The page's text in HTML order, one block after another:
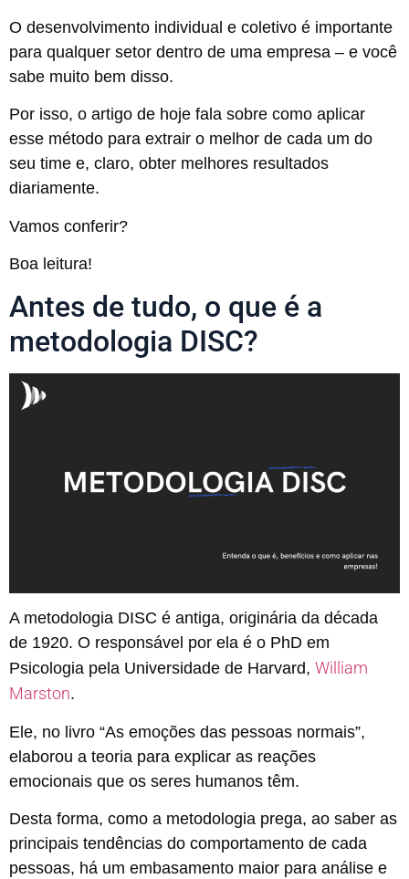
O desenvolvimento individual e coletivo é importante
para qualquer setor dentro de uma empresa – e você
sabe muito bem disso.
Por isso, o artigo de hoje fala sobre como aplicar
esse método para extrair o melhor de cada um do
seu time e, claro, obter melhores resultados
diariamente.
Vamos conferir?
Boa leitura!
Antes de tudo, o que é a
metodologia DISC?
A metodologia DISC é antiga, originária da década
de 1920. O responsável por ela é o PhD em
Psicologia pela Universidade de Harvard, William
Marston.
Ele, no livro “As emoções das pessoas normais”,
elaborou a teoria para explicar as reações
emocionais que os seres humanos têm.
Desta forma, como a metodologia prega, ao saber as
principais tendências do comportamento de cada
pessoas, há um embasamento maior para análise e